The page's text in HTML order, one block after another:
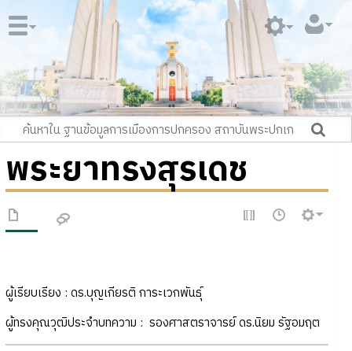
พระยาทรงสุรเดช
ผู้เรียบเรียง : ดร.บุญเกียรติ การะเวกพันธุ์
ผู้ทรงคุณวุฒิประจำบทความ : รองศาสตราจารย์ ดร.นิยม รัฐอมฤต